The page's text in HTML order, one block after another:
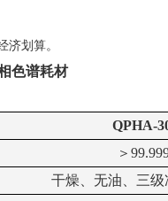
划算。
色谱耗材
QPHA-
＞
干燥、无油、三